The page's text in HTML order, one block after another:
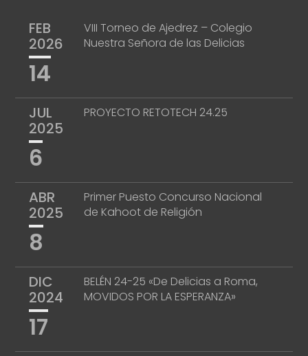
FEB
2026
14
VIII Torneo de Ajedrez – Colegio
Nuestra Señora de las Delicias
JUL
2025
6
PROYECTO RETOTECH 24.25
ABR
2025
8
Primer Puesto Concurso Nacional
de Kahoot de Religión
DIC
2024
17
BELÉN 24-25 «De Delicias a Roma,
MOVIDOS POR LA ESPERANZA»